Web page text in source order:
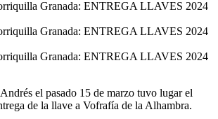
el pasado 15 de marzo tuvo lugar el
de la llave a Vofrafía de la Alhambra.